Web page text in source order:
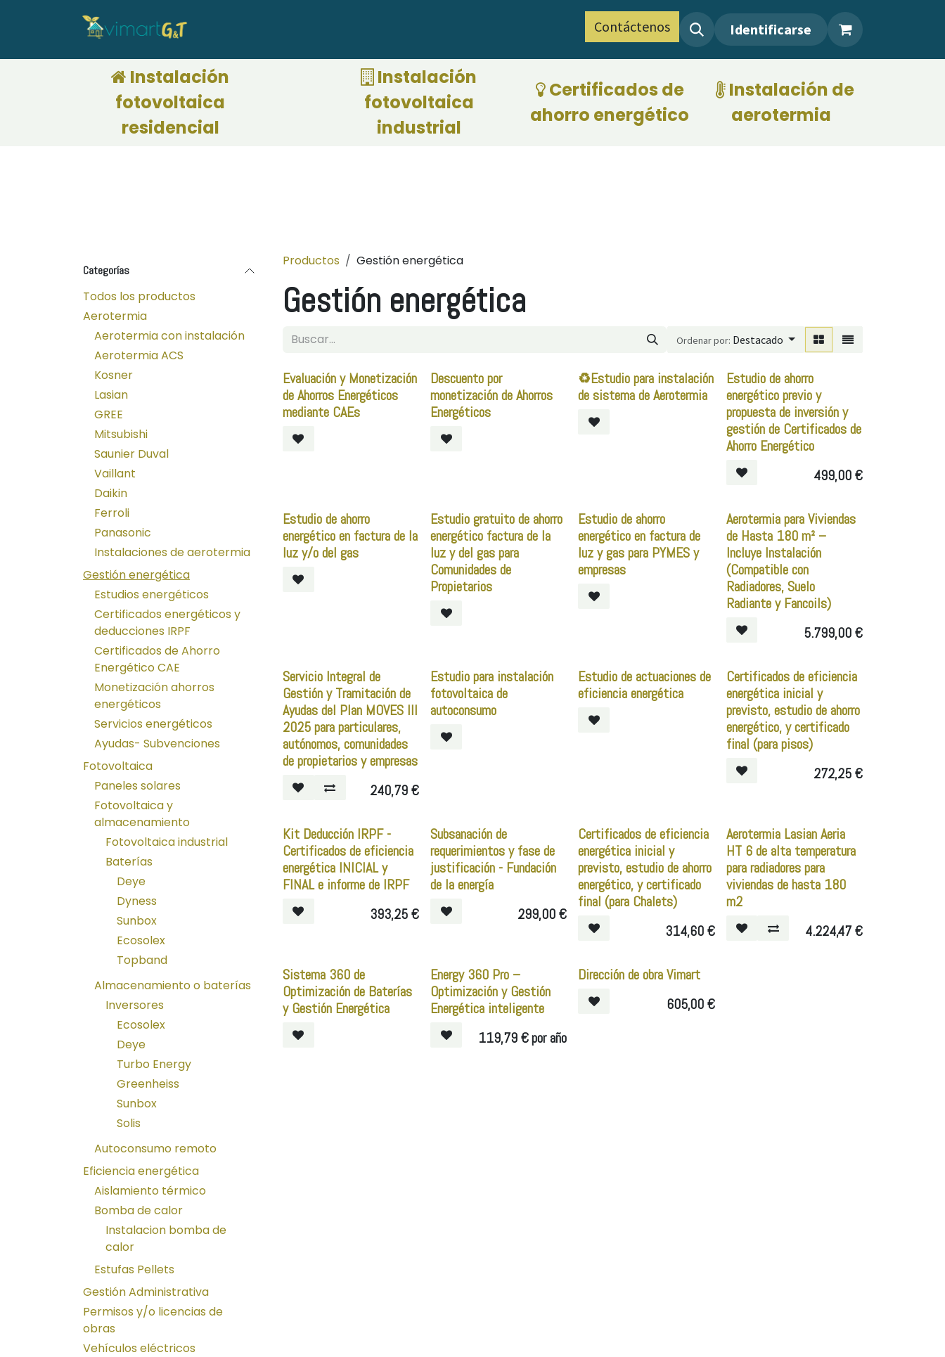
Calculadora de financiación Contáctenos Identificarse
Instalación
fotovoltaica
residencial
​ Instalación
fotovoltaica
industrial
Certificados de
ahorro energético
Instalación de
aerotermia
Categorías
Todos los productos
Aerotermia
Aerotermia con instalación
Aerotermia ACS
Kosner
Lasian
GREE
Mitsubishi
Saunier Duval
Vaillant
Daikin
Ferroli
Panasonic
Instalaciones de aerotermia
Gestión energética
Estudios energéticos
Certificados energéticos y
deducciones IRPF
Certificados de Ahorro
Energético CAE
Monetización ahorros
energéticos
Servicios energéticos
Ayudas- Subvenciones
Fotovoltaica
Paneles solares
Fotovoltaica y
almacenamiento
Fotovoltaica industrial
Baterías
Deye
Dyness
Sunbox
Ecosolex
Topband
Almacenamiento o baterías
Inversores
Ecosolex
Deye
Turbo Energy
Greenheiss
Sunbox
Solis
Autoconsumo remoto
Eficiencia energética
Aislamiento térmico
Bomba de calor
Instalacion bomba de
calor
Estufas Pellets
Gestión Administrativa
Permisos y/o licencias de
obras
Vehículos eléctricos
Productos Gestión energética
Gestión energética
Ordenar por: Destacado
Evaluación y Monetización
de Ahorros Energéticos
mediante CAEs
Descuento por
monetización de Ahorros
Energéticos
♻️Estudio para instalación
de sistema de Aerotermia
Estudio de ahorro
energético previo y
propuesta de inversión y
gestión de Certificados de
Ahorro Energético
499,00€
Estudio de ahorro
energético en factura de la
luz y/o del gas
Estudio gratuito de ahorro
energético factura de la
luz y del gas para
Comunidades de
Propietarios
Estudio de ahorro
energético en factura de
luz y gas para PYMES y
empresas
Aerotermia para Viviendas
de Hasta 180 m² –
Incluye Instalación
(Compatible con
Radiadores, Suelo
Radiante y Fancoils)
5.799,00€
Servicio Integral de
Gestión y Tramitación de
Ayudas del Plan MOVES III
2025 para particulares,
autónomos, comunidades
de propietarios y empresas
240,79€
Estudio para instalación
fotovoltaica de
autoconsumo
Estudio de actuaciones de
eficiencia energética
Certificados de eficiencia
energética inicial y
previsto, estudio de ahorro
energético, y certificado
final (para pisos)
272,25€
Kit Deducción IRPF -
Certificados de eficiencia
energética INICIAL y
FINAL e informe de IRPF
393,25€
Subsanación de
requerimientos y fase de
justificación - Fundación
de la energía
299,00€
Certificados de eficiencia
energética inicial y
previsto, estudio de ahorro
energético, y certificado
final (para Chalets)
314,60€
Aerotermia Lasian Aeria
HT 6 de alta temperatura
para radiadores para
viviendas de hasta 180
m2
4.224,47€
Sistema 360 de
Optimización de Baterías
y Gestión Energética
Energy 360 Pro –
Optimización y Gestión
Energética inteligente
119,79€por año
Dirección de obra Vimart
605,00€